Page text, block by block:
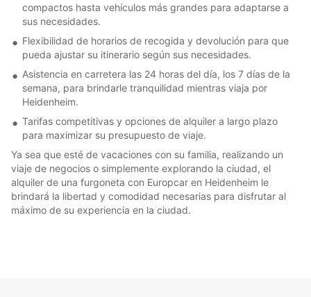
compactos hasta vehículos más grandes para adaptarse a
sus necesidades.
Flexibilidad de horarios de recogida y devolución para que
pueda ajustar su itinerario según sus necesidades.
Asistencia en carretera las 24 horas del día, los 7 días de la
semana, para brindarle tranquilidad mientras viaja por
Heidenheim.
Tarifas competitivas y opciones de alquiler a largo plazo
para maximizar su presupuesto de viaje.
Ya sea que esté de vacaciones con su familia, realizando un
viaje de negocios o simplemente explorando la ciudad, el
alquiler de una furgoneta con Europcar en Heidenheim le
brindará la libertad y comodidad necesarias para disfrutar al
máximo de su experiencia en la ciudad.